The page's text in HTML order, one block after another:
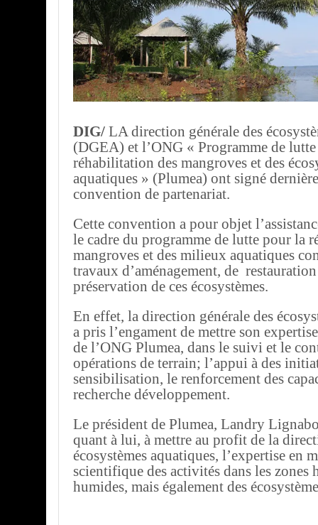
DIG/ LA direction générale des
(DGEA) et l’ONG « Programme de
réhabilitation des mangroves et des
aquatiques » (Plumea) ont signé
convention de partenariat.
Cette convention a pour objet
le cadre du programme de lutte pour la
mangroves et des milieux aquatiques
travaux d’aménagement, de
préservation de ces écosystèmes.
En effet, la direction générale des
a pris l’engament de mettre son
de l’ONG Plumea, dans le suivi et le
opérations de terrain; l’appui à des
sensibilisation, le renforcement des
recherche développement.
Le président de Plumea, Landry
quant à lui, à mettre au profit de la
écosystèmes aquatiques, l’expertise en
scientifique des activités dans les zones
humides, mais également des